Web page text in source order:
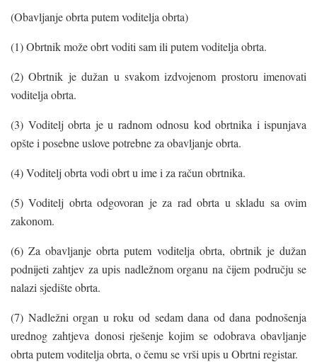
(Obavljanje obrta putem voditelja obrta)
(1) Obrtnik može obrt voditi sam ili putem voditelja obrta.
(2) Obrtnik je dužan u svakom izdvojenom prostoru imenovati
voditelja obrta.
(3) Voditelj obrta je u radnom odnosu kod obrtnika i ispunjava
opšte i posebne uslove potrebne za obavljanje obrta.
(4) Voditelj obrta vodi obrt u ime i za račun obrtnika.
(5) Voditelj obrta odgovoran je za rad obrta u skladu sa ovim
zakonom.
(6) Za obavljanje obrta putem voditelja obrta, obrtnik je dužan
podnijeti zahtjev za upis nadležnom organu na čijem području se
nalazi sjedište obrta.
(7) Nadležni organ u roku od sedam dana od dana podnošenja
urednog zahtjeva donosi rješenje kojim se odobrava obavljanje
obrta putem voditelja obrta, o čemu se vrši upis u Obrtni registar.